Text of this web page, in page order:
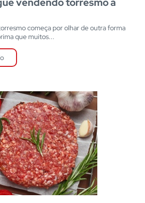
começa por olhar de outra forma
que muitos...